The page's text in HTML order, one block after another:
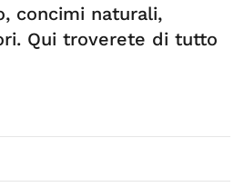
concimi naturali,
Qui troverete di tutto